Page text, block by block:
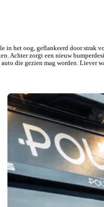
het oog, geflankeerd door strak
Achter zorgt een nieuw
die gezien mag worden.